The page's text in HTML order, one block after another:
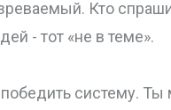
Кто
- тот «не в теме».
систему.